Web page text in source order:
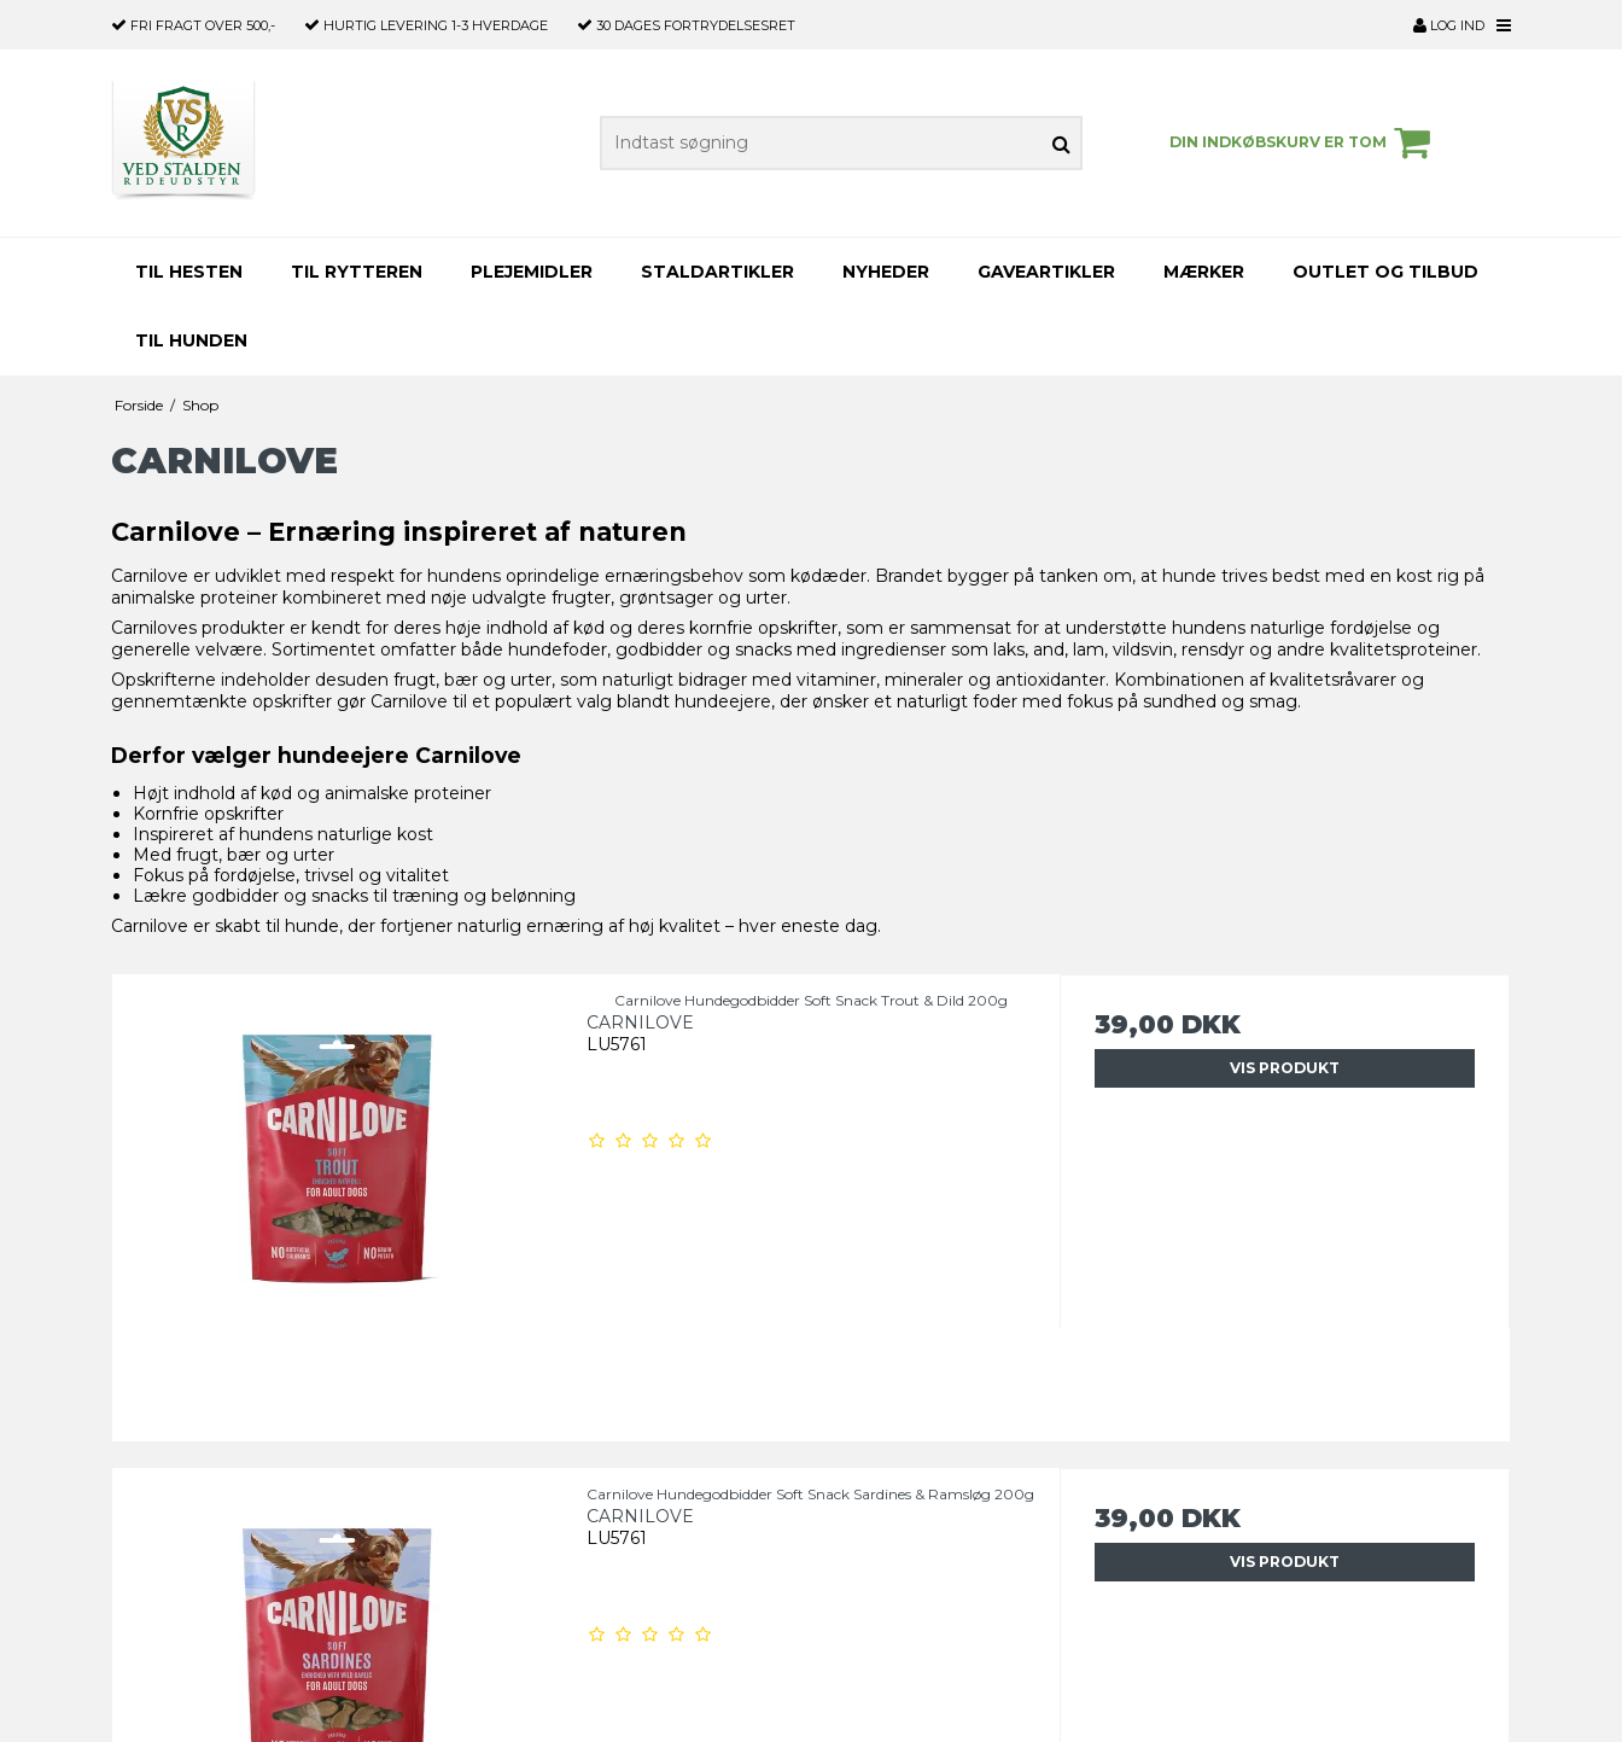
FRI FRAGT OVER 500,- HURTIG LEVERING 1-3 HVERDAGE 30 DAGES FORTRYDELSESRET LOG IND
DIN INDKØBSKURV ER TOM
TIL HESTEN TIL RYTTEREN PLEJEMIDLER STALDARTIKLER NYHEDER GAVEARTIKLER MÆRKER OUTLET OG TILBUD
TIL HUNDEN
Forside / Shop
CARNILOVE
Carnilove – Ernæring inspireret af naturen
Carnilove er udviklet med respekt for hundens oprindelige ernæringsbehov som kødæder. Brandet bygger på tanken om, at hunde trives bedst med en kost rig på
animalske proteiner kombineret med nøje udvalgte frugter, grøntsager og urter.
Carniloves produkter er kendt for deres høje indhold af kød og deres kornfrie opskrifter, som er sammensat for at understøtte hundens naturlige fordøjelse og
generelle velvære. Sortimentet omfatter både hundefoder, godbidder og snacks med ingredienser som laks, and, lam, vildsvin, rensdyr og andre kvalitetsproteiner.
Opskrifterne indeholder desuden frugt, bær og urter, som naturligt bidrager med vitaminer, mineraler og antioxidanter. Kombinationen af kvalitetsråvarer og
gennemtænkte opskrifter gør Carnilove til et populært valg blandt hundeejere, der ønsker et naturligt foder med fokus på sundhed og smag.
Derfor vælger hundeejere Carnilove
Højt indhold af kød og animalske proteiner
Kornfrie opskrifter
Inspireret af hundens naturlige kost
Med frugt, bær og urter
Fokus på fordøjelse, trivsel og vitalitet
Lækre godbidder og snacks til træning og belønning
Carnilove er skabt til hunde, der fortjener naturlig ernæring af høj kvalitet – hver eneste dag.
Carnilove Hundegodbidder Soft Snack Trout & Dild 200g
CARNILOVE
LU5761
39,00 DKK
VIS PRODUKT
Carnilove Hundegodbidder Soft Snack Sardines & Ramsløg 200g
CARNILOVE
LU5761
39,00 DKK
VIS PRODUKT